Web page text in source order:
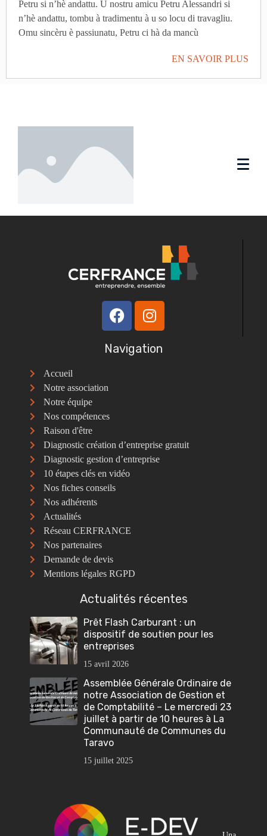
Petru si n’hè andattu. U nostru amicu Petru Alessandri si
n’hè andattu, tombu à tradimentu à u so locu di travagliu.
Omu sincèru è passiunatu, Petru ci hà da mancù
EN SAVOIR PLUS
Navigation
Accueil
Notre association
Notre équipe
Nos compétences
Raison d'être
Diagnostic création d’entreprise gratuit
Diagnostic gestion d’entreprise
10 étapes clés en vidéo
Nos fiches conseils
Nos adhérents
Actualités
Réseau CERFRANCE
Nos partenaires
Demande de devis
Mentions légales RGPD
Actualités récentes
Prêt Flash Carburant : un
dispositif de soutien pour les
entreprises
15 avril 2026
Assemblée Générale Ordinaire de
notre Association de Gestion et
de Comptabilité – Le mercredi 23
juillet à partir de 10 heures à La
Communauté de Communes du
Taravo
15 juillet 2025